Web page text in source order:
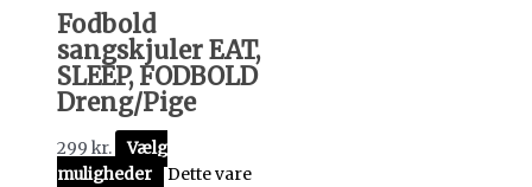
Fodbold
sangskjuler EAT,
SLEEP, FODBOLD
Dreng/Pige
299 kr.
Vælg
muligheder
Dette vare